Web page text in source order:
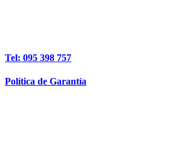
Tel: 095 398 757
Política de Garantía